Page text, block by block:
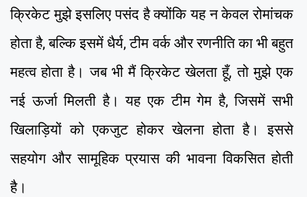
क्रिकेट मुझे इसलिए पसंद है क्योंकि यह न केवल रोमांचक
होता है, बल्कि इसमें धैर्य, टीम वर्क और रणनीति का भी बहुत
महत्व होता है। जब भी मैं क्रिकेट खेलता हूँ, तो मुझे एक
नई ऊर्जा मिलती है। यह एक टीम गेम है, जिसमें सभी
खिलाड़ियों को एकजुट होकर खेलना होता है। इससे
सहयोग और सामूहिक प्रयास की भावना विकसित होती
है।